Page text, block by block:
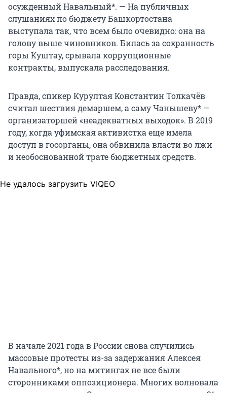
осужденный Навальный*. — На публичных
слушаниях по бюджету Башкортостана
выступала так, что всем было очевидно: она на
голову выше чиновников. Билась за сохранность
горы Куштау, срывала коррупционные
контракты, выпускала расследования.
Правда, спикер Курултая Константин Толкачёв
считал шествия демаршем, а саму Чанышеву* —
организаторшей «неадекватных выходок». В 2019
году, когда уфимская активистка еще имела
доступ в госорганы, она обвинила власти во лжи
и необоснованной трате бюджетных средств.
Не удалось загрузить VIQEO
В начале 2021 года в России снова случились
массовые протесты из-за задержания Алексея
Навального*, но на митингах не все были
сторонниками оппозиционера. Многих волновала